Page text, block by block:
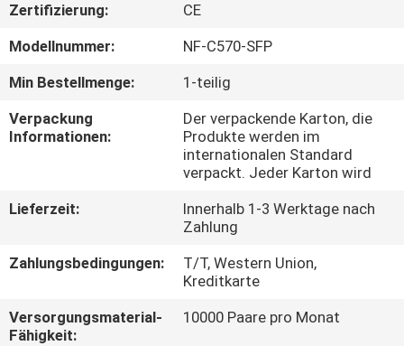
FABRIK-
AUSFLUG
QUALITÄTSKONTROLLE
SIE
UNS
VERBINDUNG
Zertifizierung:
CE
Modellnummer:
NF-C570-SFP
Min Bestellmenge:
1-teilig
Verpackung
Informationen:
Der verpackende Karton, die
Produkte werden im
internationalen Standard
verpackt. Jeder Karton wird
Lieferzeit:
Innerhalb 1-3 Werktage nach
Zahlung
Zahlungsbedingungen:
T/T, Western Union,
Kreditkarte
Versorgungsmaterial-
Fähigkeit:
10000 Paare pro Monat